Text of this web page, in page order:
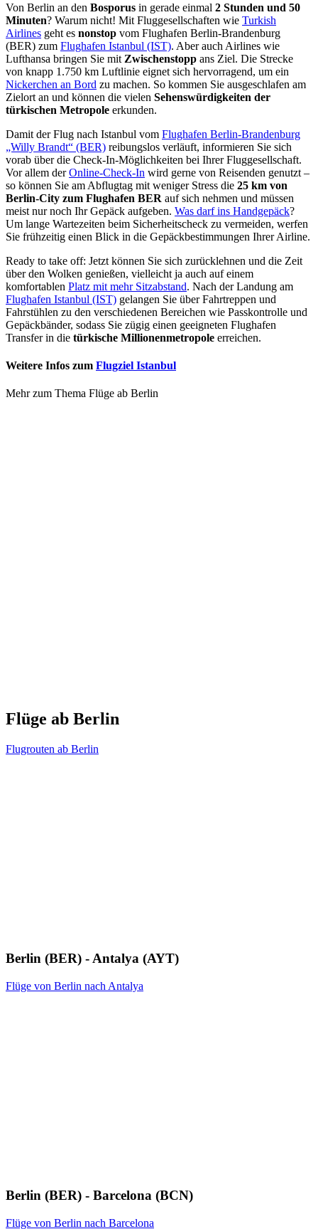
Von Berlin an den Bosporus in gerade einmal 2 Stunden und 50
Minuten? Warum nicht! Mit Fluggesellschaften wie Turkish
Airlines geht es nonstop vom Flughafen Berlin-Brandenburg
(BER) zum Flughafen Istanbul (IST). Aber auch Airlines wie
Lufthansa bringen Sie mit Zwischenstopp ans Ziel. Die Strecke
von knapp 1.750 km Luftlinie eignet sich hervorragend, um ein
Nickerchen an Bord zu machen. So kommen Sie ausgeschlafen am
Zielort an und können die vielen Sehenswürdigkeiten der
türkischen Metropole erkunden.
Damit der Flug nach Istanbul vom Flughafen Berlin-Brandenburg
„Willy Brandt“ (BER) reibungslos verläuft, informieren Sie sich
vorab über die Check-In-Möglichkeiten bei Ihrer Fluggesellschaft.
Vor allem derOnline-Check-In wird gerne von Reisenden genutzt –
so können Sie am Abflugtag mit weniger Stress die 25 km von
Berlin-City zum Flughafen BER auf sich nehmen und müssen
meist nur noch Ihr Gepäck aufgeben. Was darf ins Handgepäck?
Um lange Wartezeiten beim Sicherheitscheck zu vermeiden, werfen
Sie frühzeitig einen Blick in die Gepäckbestimmungen Ihrer Airline.
Ready to take off: Jetzt können Sie sich zurücklehnen und die Zeit
über den Wolken genießen, vielleicht ja auch auf einem
komfortablen Platz mit mehr Sitzabstand. Nach der Landung am
Flughafen Istanbul (IST) gelangen Sie über Fahrtreppen und
Fahrstühlen zu den verschiedenen Bereichen wie Passkontrolle und
Gepäckbänder, sodass Sie zügig einen geeigneten Flughafen
Transfer in die türkische Millionenmetropole erreichen.
Weitere Infos zum Flugziel Istanbul
Mehr zum Thema Flüge ab Berlin
Flüge ab Berlin
Flugrouten ab Berlin
Berlin (BER) - Antalya (AYT)
Flüge von Berlin nach Antalya
Berlin (BER) - Barcelona (BCN)
Flüge von Berlin nach Barcelona